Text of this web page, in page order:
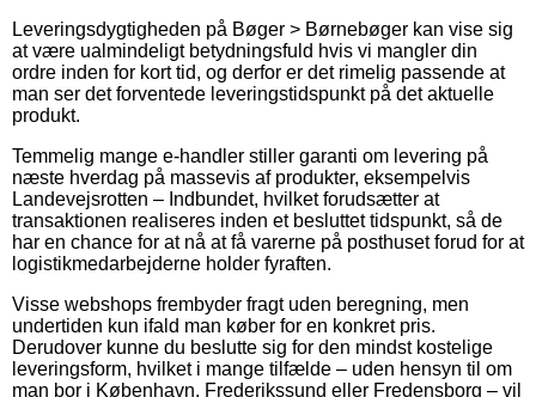
Leveringsdygtigheden på Bøger > Børnebøger kan vise sig
at være ualmindeligt betydningsfuld hvis vi mangler din
ordre inden for kort tid, og derfor er det rimelig passende at
man ser det forventede leveringstidspunkt på det aktuelle
produkt.
Temmelig mange e-handler stiller garanti om levering på
næste hverdag på massevis af produkter, eksempelvis
Landevejsrotten – Indbundet, hvilket forudsætter at
transaktionen realiseres inden et besluttet tidspunkt, så de
har en chance for at nå at få varerne på posthuset forud for at
logistikmedarbejderne holder fyraften.
Visse webshops frembyder fragt uden beregning, men
undertiden kun ifald man køber for en konkret pris.
Derudover kunne du beslutte sig for den mindst kostelige
leveringsform, hvilket i mange tilfælde – uden hensyn til om
man bor i København, Frederikssund eller Fredensborg – vil